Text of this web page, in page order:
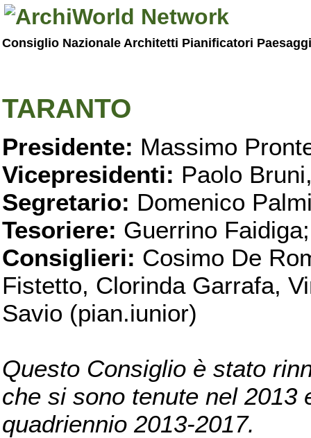
Consiglio Nazionale Architetti Pianificatori
TARANTO
Presidente: Massimo
Vicepresidenti: Paolo
Segretario: Domenico
Tesoriere: Guerrino Faidiga;
Consiglieri: Cosimo De
Fistetto, Clorinda Garrafa,
Savio (pian.iunior)
Questo Consiglio è stato
che si sono tenute nel 2013
quadriennio 2013-2017.